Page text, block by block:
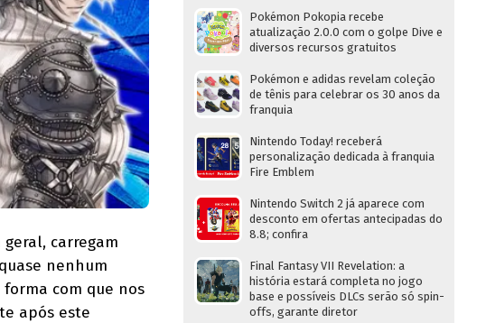
geral, carregam
nenhum
forma com que nos
após este
Pokémon Pokopia recebe
atualização 2.0.0 com o golpe Dive e
diversos recursos gratuitos
Pokémon e adidas revelam coleção
de tênis para celebrar os 30 anos da
franquia
Nintendo Today! receberá
personalização dedicada à franquia
Fire Emblem
Nintendo Switch 2 já aparece com
desconto em ofertas antecipadas do
8.8; confira
Final Fantasy VII Revelation: a
história estará completa no jogo
base e possíveis DLCs serão só spin-
offs, garante diretor